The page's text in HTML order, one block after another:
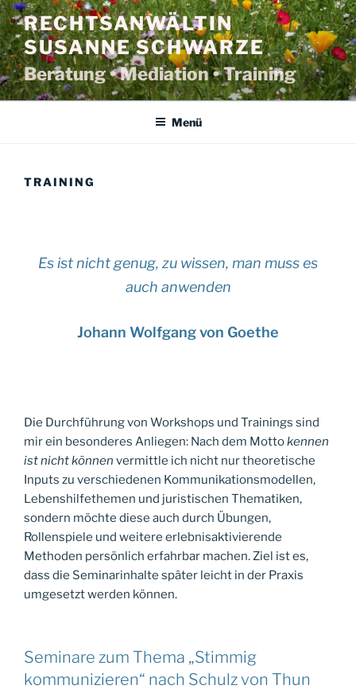
Zum
Inhalt
springen
RECHTSANWÄLTIN
SUSANNE SCHWARZE
Beratung • Mediation • Training
Menü
TRAINING
Es ist nicht genug, zu wissen, man muss es
auch anwenden
Johann Wolfgang von Goethe
Die Durchführung von Workshops und Trainings sind
mir ein besonderes Anliegen: Nach dem Mottokennen
ist nicht können vermittle ich nicht nur theoretische
Inputs zu verschiedenen Kommunikationsmodellen,
Lebenshilfethemen und juristischen Thematiken,
sondern möchte diese auch durch Übungen,
Rollenspiele und weitere erlebnisaktivierende
Methoden persönlich erfahrbar machen. Ziel ist es,
dass die Seminarinhalte später leicht in der Praxis
umgesetzt werden können.
Seminare zum Thema „Stimmig
kommunizieren“ nach Schulz von Thun